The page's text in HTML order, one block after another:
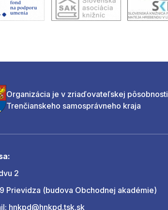
Organizácia je v zriaďovateľskej pôsobnosti
Trenčianskeho samosprávneho kraja
2
Prievidza (budova Obchodnej akadémie)
hnkpd@hnkpd.tsk.sk